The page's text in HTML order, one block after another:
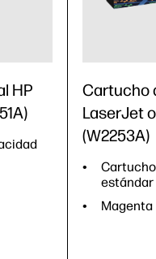
HP
Cartucho
LaserJet
(W2253A)
estándar
Magenta